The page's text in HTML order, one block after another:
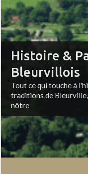
Histoire &
Bleurvillois
Tout ce qui touche à
traditions de
nôtre